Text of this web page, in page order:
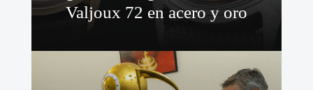
Valjoux 72 en acero y oro